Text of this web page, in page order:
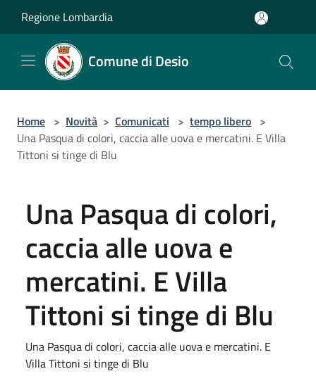
Regione Lombardia
Comune di Desio
Home > Novità > Comunicati > tempo libero >
Una Pasqua di colori, caccia alle uova e mercatini. E Villa
Tittoni si tinge di Blu
Una Pasqua di colori,
caccia alle uova e
mercatini. E Villa
Tittoni si tinge di Blu
Una Pasqua di colori, caccia alle uova e mercatini. E
Villa Tittoni si tinge di Blu